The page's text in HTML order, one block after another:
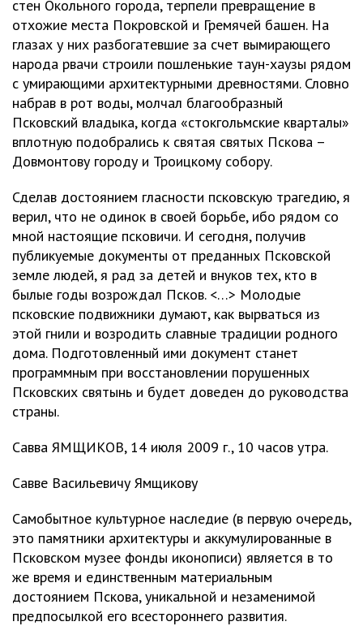
стен Окольного города, терпели превращение в
отхожие места Покровской и Гремячей башен. На
глазах у них разбогатевшие за счет вымирающего
народа рвачи строили пошленькие таун-хаузы рядом
с умирающими архитектурными древностями. Словно
набрав в рот воды, молчал благообразный
Псковский владыка, когда «стокгольмские кварталы»
вплотную подобрались к святая святых Пскова –
Довмонтову городу и Троицкому собору.
Сделав достоянием гласности псковскую трагедию, я
верил, что не одинок в своей борьбе, ибо рядом со
мной настоящие псковичи. И сегодня, получив
публикуемые документы от преданных Псковской
земле людей, я рад за детей и внуков тех, кто в
былые годы возрождал Псков. <…> Молодые
псковские подвижники думают, как вырваться из
этой гнили и возродить славные традиции родного
дома. Подготовленный ими документ станет
программным при восстановлении порушенных
Псковских святынь и будет доведен до руководства
страны.
Савва ЯМЩИКОВ, 14 июля 2009 г., 10 часов утра.
Савве Васильевичу Ямщикову
Самобытное культурное наследие (в первую очередь,
это памятники архитектуры и аккумулированные в
Псковском музее фонды иконописи) является в то
же время и единственным материальным
достоянием Пскова, уникальной и незаменимой
предпосылкой его всестороннего развития.